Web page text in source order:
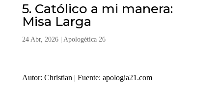
5. Católico a mi manera:
Misa Larga
24 Abr, 2026| Apologética 26
Autor: Christian | Fuente: apologia21.com